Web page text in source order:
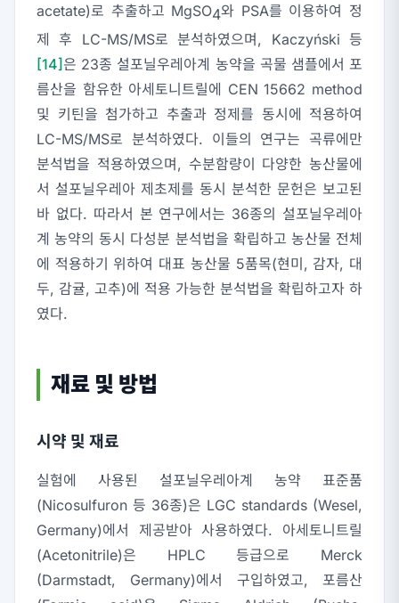
acetate)로 추출하고 MgSO4와 PSA를 이용하여 정
제 후 LC-MS/MS로 분석하였으며, Kaczyński 등
[14] 은 23종 설포닐우레아계 농약을 곡물 샘플에서 포
름산을 함유한 아세토니트릴에 CEN 15662 method
및 키틴을 첨가하고 추출과 정제를 동시에 적용하여
LC-MS/MS로 분석하였다. 이들의 연구는 곡류에만
분석법을 적용하였으며, 수분함량이 다양한 농산물에
서 설포닐우레아 제초제를 동시 분석한 문헌은 보고된
바 없다. 따라서 본 연구에서는 36종의 설포닐우레아
계 농약의 동시 다성분 분석법을 확립하고 농산물 전체
에 적용하기 위하여 대표 농산물 5품목(현미, 감자, 대
두, 감귤, 고추)에 적용 가능한 분석법을 확립하고자 하
였다.
재료 및 방법
시약 및 재료
실험에 사용된 설포닐우레아계 농약 표준품
(Nicosulfuron 등 36종)은 LGC standards (Wesel,
Germany)에서 제공받아 사용하였다. 아세토니트릴
(Acetonitrile)은 HPLC 등급으로 Merck
(Darmstadt, Germany)에서 구입하였고, 포름산